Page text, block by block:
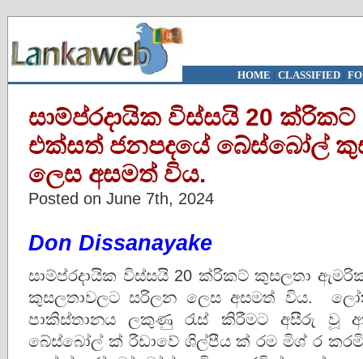
HOME | CLASSIFIED|
සාම්ප්රදායික විස්සයි 20
එක්සත් ජනපදයේ බේස්බෝල්
ලෙස අසමත් විය.
Posted on June 7th, 2024
Don Dissanayake
සාම්ප්රදායික විස්සයි 20 ක්රිකට් කුසලතා
කුසලතාවලට සරිලන ලෙස අසමත් විය.
පාකිස්තානය ලකුණු රැස් කිරීමට අසීරු වූ
බේස්බෝල් ක් රීඩාවේ ශිල්පීය ක් රම මිශ් ර